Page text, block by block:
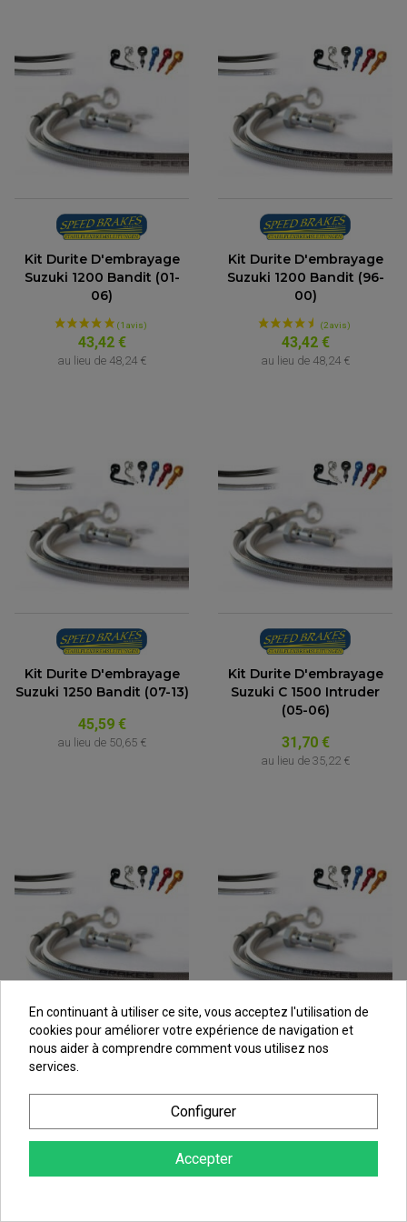
ACCESSOIRE MOTO HUSQVARNA
ACCESSOIRE MOTO KAWASAKI
ACCESSOIRE MOTO KTM
ACCESSOIRE MOTO MV AGUSTA
ACCESSOIRE MOTO SUZUKI
ACCESSOIRE MOTO TRIUMPH
ACCESSOIRE MOTO YAMAHA
KIT CHAÎNE QUAD
NOIX DE CARDAN QUAD / SSV
ROULETTES DE CHAÎNE
SOUFFLET DE CARDANS
KIT DÉCO
COUVRE RAYON
(2 avis)
Kit Durite D'embrayage
Suzuki 1200 Bandit (01-
06)
43,42 €
au lieu de 48,24 €
Kit Durite D'embrayage
Suzuki 1200 Bandit (96-
00)
43,42 €
au lieu de 48,24 €
Kit Durite D'embrayage
Suzuki 1250 Bandit (07-13)
45,59 €
au lieu de 50,65 €
Kit Durite D'embrayage
Suzuki C 1500 Intruder
(05-06)
31,70 €
au lieu de 35,22 €
Suzuki GSX 1100 G (91-96)
47,25 €
Suzuki GSX 1200 Inazuma
43,42 €
En continuant à utiliser ce site, vous acceptez l'utilisation de
cookies pour améliorer votre expérience de navigation et
nous aider à comprendre comment vous utilisez nos
services.
Configurer
Accepter